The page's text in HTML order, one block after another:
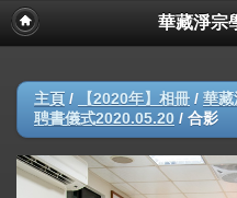
華藏淨宗
主頁 / 【2020年】相冊 / 華藏
聘書儀式2020.05.20 / 合影